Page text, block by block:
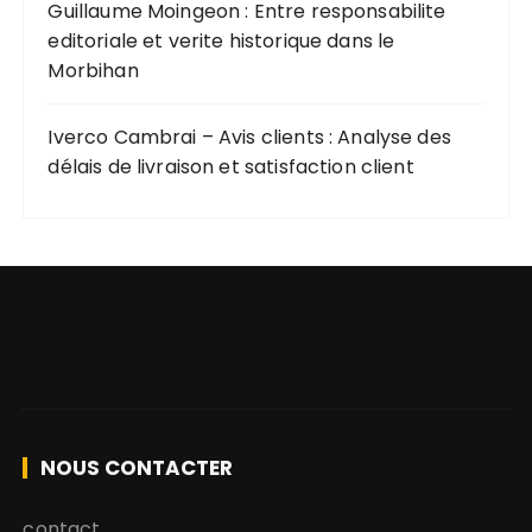
Guillaume Moingeon : Entre responsabilite
editoriale et verite historique dans le
Morbihan
Iverco Cambrai – Avis clients : Analyse des
délais de livraison et satisfaction client
NOUS CONTACTER